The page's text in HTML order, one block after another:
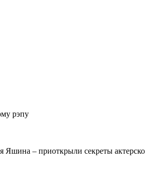
рэпу
– приоткрыли секреты